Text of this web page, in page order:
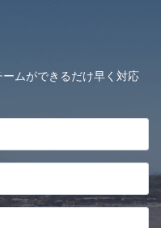
ムができるだけ早く対応